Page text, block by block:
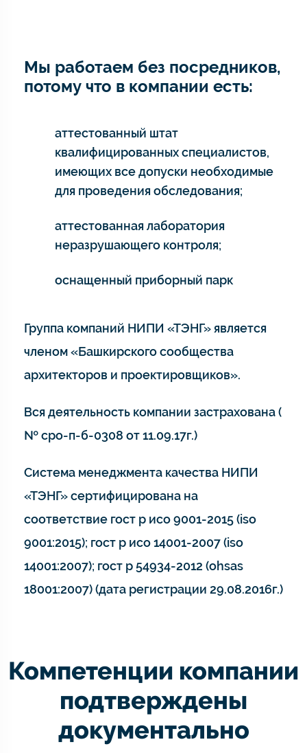
Мы работаем без посредников,
потому что в компании есть:
аттестованный штат
квалифицированных специалистов,
имеющих все допуски необходимые
для проведения обследования;
аттестованная лаборатория
неразрушающего контроля;
оснащенный приборный парк
Группа компаний НИПИ «ТЭНГ» является
членом «Башкирского сообщества
архитекторов и проектировщиков».
Вся деятельность компании застрахована (
№ сро-п-б-0308 от 11.09.17г.)
Система менеджмента качества НИПИ
«ТЭНГ» сертифицирована на
соответствие гост р исо 9001-2015 (iso
9001:2015); гост р исо 14001-2007 (iso
14001:2007); гост р 54934-2012 (ohsas
18001:2007) (дата регистрации 29.08.2016г.)
Компетенции компании
подтверждены
документально